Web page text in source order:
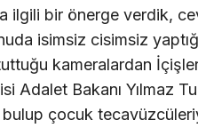
ilgili bir önerge verdik,
isimsiz cisimsiz
kameralardan
Adalet Bakanı Yılmaz
çocuk